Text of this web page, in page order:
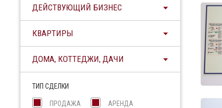
ДЕЙСТВУЮЩИЙ БИЗНЕС
КВАРТИРЫ
ДОМА, КОТТЕДЖИ, ДАЧИ
ТИП СДЕЛКИ
ПРОДАЖА АРЕНДА